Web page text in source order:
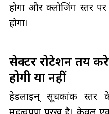
होगा और क्लोजिंग स्तर
होगा।
सेक्टर रोटेशन तय
होगी या नहीं
हेडलाइन् सूचकांक स्तर